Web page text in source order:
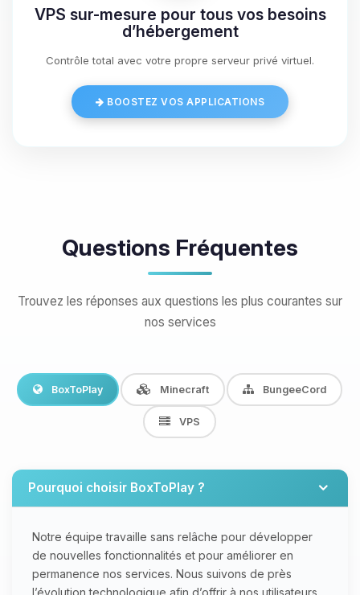
VPS sur-mesure pour tous vos besoins
d’hébergement
Contrôle total avec votre propre serveur privé virtuel.
BOOSTEZ VOS APPLICATIONS
Questions Fréquentes
Trouvez les réponses aux questions les plus courantes sur
nos services
BoxToPlay Minecraft BungeeCord
VPS
Pourquoi choisir BoxToPlay ?
Notre équipe travaille sans relâche pour développer
de nouvelles fonctionnalités et pour améliorer en
permanence nos services. Nous suivons de près
l’évolution technologique afin d’offrir à nos utilisateurs